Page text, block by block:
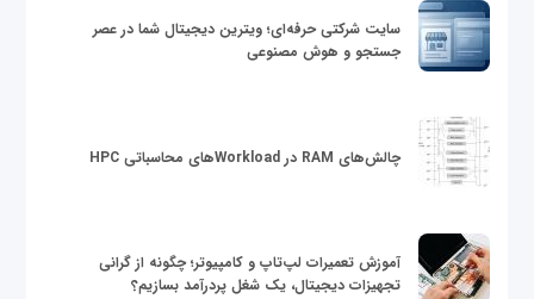
سایت شرکتی حرفه‌ای؛ ویترین دیجیتال شما در عصر
جستجو و هوش مصنوعی
چالش‌های RAM در Workloadهای محاسباتی HPC
آموزش تعمیرات لپ‌تاپ و کامپیوتر؛ چگونه از گرانی
تجهیزات دیجیتال، یک شغل پردرآمد بسازیم؟